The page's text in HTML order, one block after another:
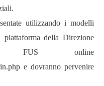
utilizzando i modelli
della Direzione
FUS online
e dovranno pervenire